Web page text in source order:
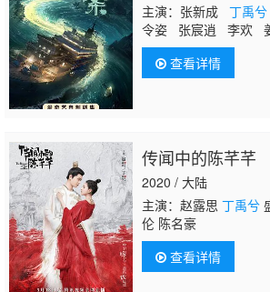
主演：张新成 丁禹兮
令姿 张宸逍 李欢
季肖冰 徐振轩 程
振海 佟晨洁 屠显智
查看详情
传闻中的陈芊芊
2020 / 大陆
主演：赵露思 丁禹兮
伦 陈名豪
查看详情